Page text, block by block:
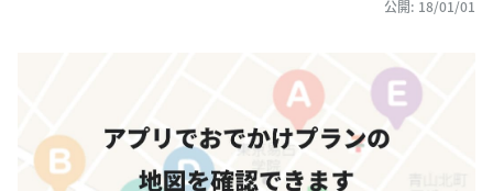
公開: 18/01/01